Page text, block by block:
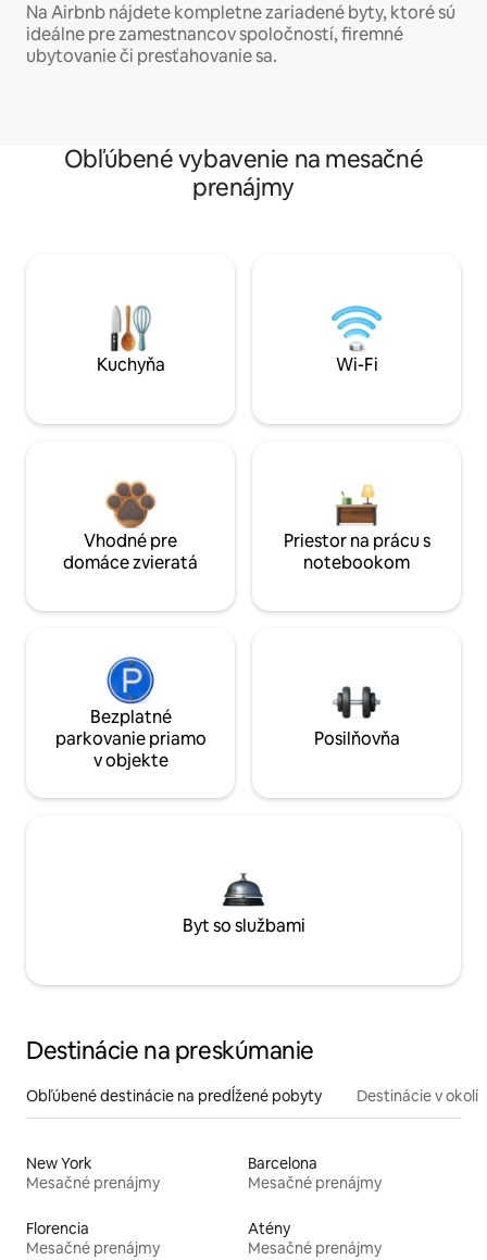
Na Airbnb nájdete kompletne zariadené byty, ktoré sú
ideálne pre zamestnancov spoločností, firemné
ubytovanie či presťahovanie sa.
Obľúbené vybavenie na mesačné
prenájmy
Kuchyňa Wi-Fi
Vhodné pre
domáce zvieratá
Priestor na prácu s
notebookom
Bezplatné
parkovanie priamo
v objekte
Posilňovňa
Byt so službami
Destinácie na preskúmanie
Obľúbené destinácie na predĺžené pobyty Destinácie v okolí
New York
Mesačné prenájmy
Barcelona
Mesačné prenájmy
Florencia
Mesačné prenájmy
Atény
Mesačné prenájmy